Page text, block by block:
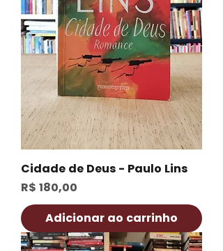
Cidade de Deus - Paulo Lins
Preço
R$ 180,00
Adicionar ao carrinho